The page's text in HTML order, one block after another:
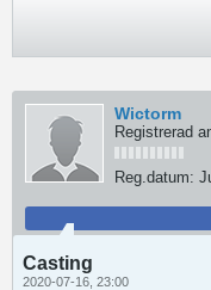
Wictorm
Registrerad
Reg.datum:
Casting
2020-07-16, 23:00